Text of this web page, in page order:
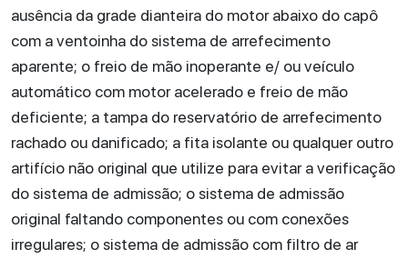
ausência da grade dianteira do motor abaixo do capô
com a ventoinha do sistema de arrefecimento
aparente; o freio de mão inoperante e/ ou veículo
automático com motor acelerado e freio de mão
deficiente; a tampa do reservatório de arrefecimento
rachado ou danificado; a fita isolante ou qualquer outro
artifício não original que utilize para evitar a verificação
do sistema de admissão; o sistema de admissão
original faltando componentes ou com conexões
irregulares; o sistema de admissão com filtro de ar